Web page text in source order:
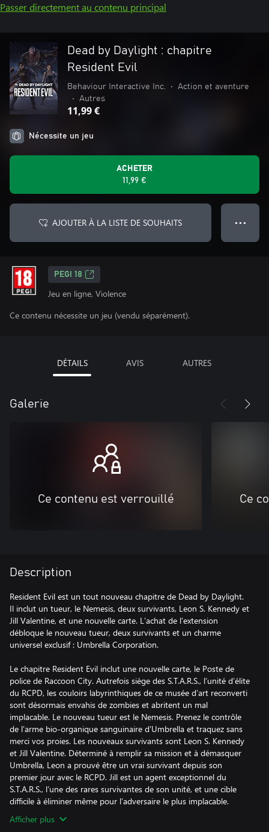
Passer directement au contenu principal
Dead by Daylight : chapitre
Resident Evil
Behaviour Interactive Inc. •
Action et aventure
•
Autres
11,99 €
Nécessite un jeu
ACHETER
11,99 €
AJOUTER À LA LISTE DE SOUHAITS ● ● ●
PEGI 18
Jeu en ligne, Violence
Ce contenu nécessite un jeu (vendu séparément).
DÉTAILS AVIS AUTRES
Galerie
Ce contenu est verrouillé Ce
Description
Resident Evil est un tout nouveau chapitre de Dead by Daylight.
Il inclut un tueur, le Nemesis, deux survivants, Leon S. Kennedy et
Jill Valentine, et une nouvelle carte. L’achat de l’extension
débloque le nouveau tueur, deux survivants et un charme
universel exclusif : Umbrella Corporation.
Le chapitre Resident Evil inclut une nouvelle carte, le Poste de
police de Raccoon City. Autrefois siège des S.T.A.R.S., l’unité d’élite
du RCPD, les couloirs labyrinthiques de ce musée d’art reconverti
sont désormais envahis de zombies et abritent un mal
implacable. Le nouveau tueur est le Nemesis. Prenez le contrôle
de l’arme bio-organique sanguinaire d’Umbrella et traquez sans
merci vos proies. Les nouveaux survivants sont Leon S. Kennedy
et Jill Valentine. Déterminé à remplir sa mission et à démasquer
Umbrella, Leon a prouvé être un vrai survivant depuis son
premier jour avec le RCPD. Jill est un agent exceptionnel du
S.T.A.R.S., l’une des rares survivantes de son unité, et une cible
difficile à éliminer même pour l’adversaire le plus implacable.
Afficher plus